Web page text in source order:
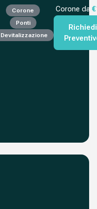
Corone
Ponti
Devitalizzazione
Corone da
Richiedi